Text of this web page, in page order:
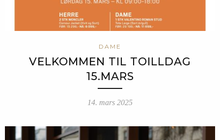
DAME
VELKOMMEN TIL TOILLDAG
15.MARS
14. mars 2025